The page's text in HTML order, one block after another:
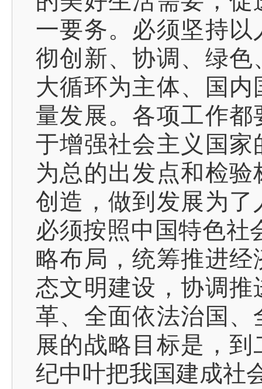
一要务。必须坚持
彻创新、协调、绿
大循环为主体、国
量发展。各项工作
于增强社会主义国
为总的出发点和检
创造，做到发展为
必须按照中国特色社
略布局，统筹推进
态文明建设，协调
革、全面依法治国
展的战略目标是，
纪中叶把我国建成社